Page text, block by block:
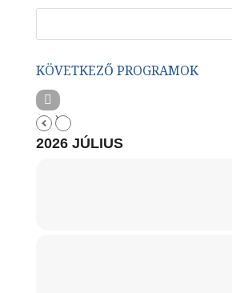
KÖVETKEZŐ PROGRAMOK
2026 JÚLIUS